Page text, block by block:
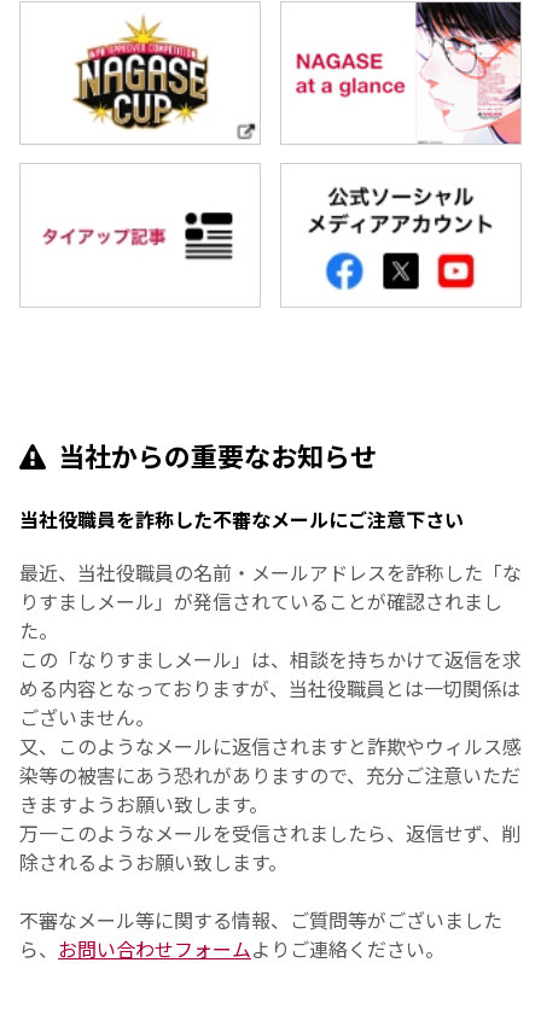
当社からの重要なお知らせ
当社役職員を詐称した不審なメールにご注意下さい
最近、当社役職員の名前・メールアドレスを詐称した「な
りすましメール」が発信されていることが確認されまし
た。
この「なりすましメール」は、相談を持ちかけて返信を求
める内容となっておりますが、当社役職員とは一切関係は
ございません。
又、このようなメールに返信されますと詐欺やウィルス感
染等の被害にあう恐れがありますので、充分ご注意いただ
きますようお願い致します。
万一このようなメールを受信されましたら、返信せず、削
除されるようお願い致します。
不審なメール等に関する情報、ご質問等がございました
ら、 お問い合わせフォームよりご連絡ください。